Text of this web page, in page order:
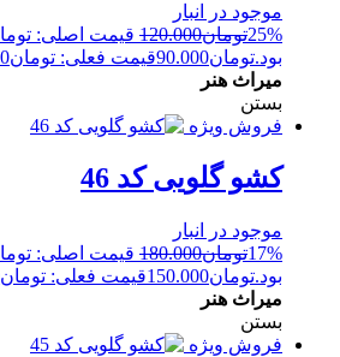
موجود در انبار
25%تومان120.000
بود.تومان90.000قیمت فعلی: تومان90.000.
میراث هنر
بستن
فروش ویژه
کشو گلویی کد 46
موجود در انبار
17%تومان180.000
بود.تومان150.000قیمت فعلی: تومان150.000.
میراث هنر
بستن
فروش ویژه